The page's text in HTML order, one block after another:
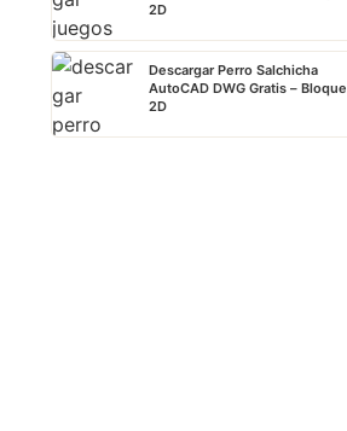
2D
Descargar Perro Salchicha
AutoCAD DWG Gratis – Bloque
2D